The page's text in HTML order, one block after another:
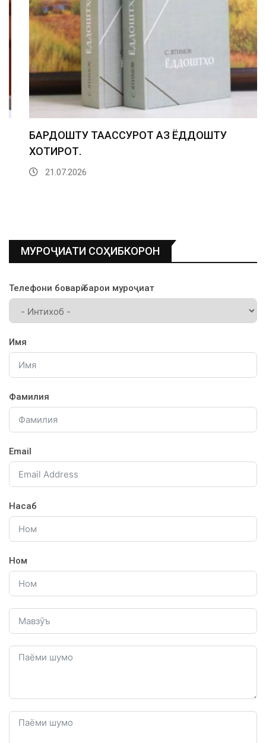
БАРДОШТУ ТААССУРОТ АЗ ЁДДОШТУ
ХОТИРОТ.
21.07.2026
МУРОҶИАТИ СОҲИБКОРОН
Телефони боварӣ барои муроҷиат
Имя
Фамилия
Email
Насаб
Ном